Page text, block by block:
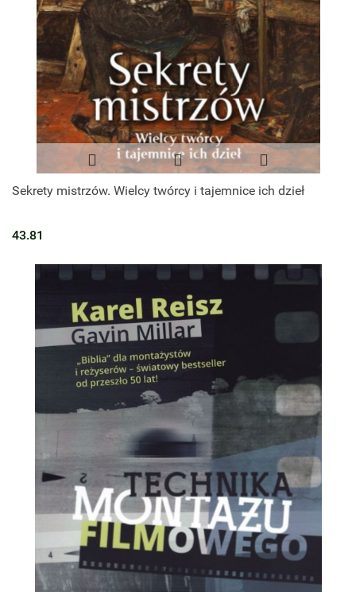
Sekrety mistrzów. Wielcy twórcy i tajemnice ich dzieł
43.81